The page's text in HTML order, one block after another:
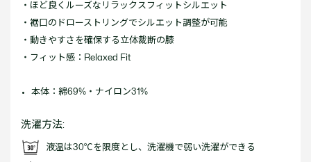
・ほど良くルーズなリラックスフィットシルエット
・裾口のドローストリングでシルエット調整が可能
・動きやすさを確保する立体裁断の膝
・フィット感：Relaxed Fit
本体：綿69%・ナイロン31%
洗濯方法:
液温は30℃を限度とし、洗濯機で弱い洗濯ができる